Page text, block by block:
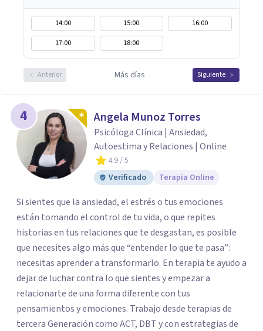
14:00 15:00
16:00
17:00
18:00
Anterior Más días Siguiente
4 Angela Munoz Torres
Psicóloga Clínica | Ansiedad,
Autoestima y Relaciones | Online
4.9/ 5
Verificado
Terapia Online
Si sientes que la ansiedad, el estrés o tus emociones
están tomando el control de tu vida, o que repites
historias en tus relaciones que te desgastan, es posible
que necesites algo más que “entender lo que te pasa”:
necesitas aprender a transformarlo. En terapia te ayudo a
dejar de luchar contra lo que sientes y empezar a
relacionarte de una forma diferente con tus
pensamientos y emociones. Trabajo desde terapias de
tercera Generación como ACT, DBT y con estrategias de